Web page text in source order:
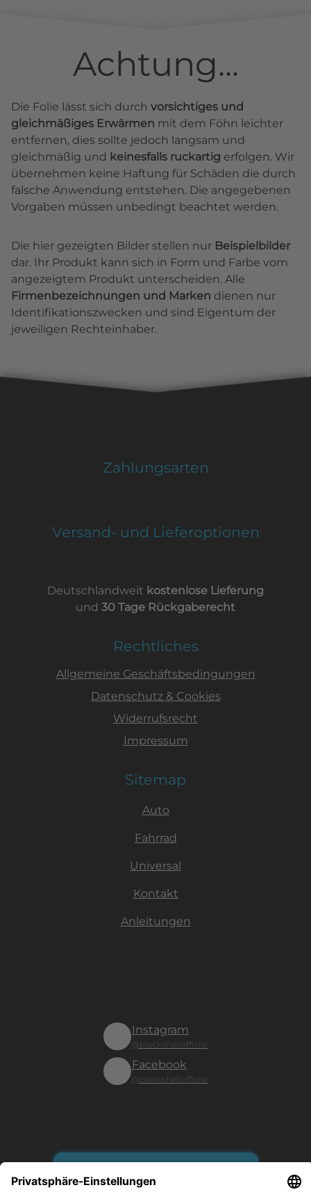
Achtung...
Die Folie lässt sich durch vorsichtiges und
gleichmäßiges Erwärmen mit dem Föhn leichter
entfernen, dies sollte jedoch langsam und
gleichmäßig und keinesfalls ruckartig erfolgen. Wir
übernehmen keine Haftung für Schäden die durch
falsche Anwendung entstehen. Die angegebenen
Vorgaben müssen unbedingt beachtet werden.
Die hier gezeigten Bilder stellen nur Beispielbilder
dar. Ihr Produkt kann sich in Form und Farbe vom
angezeigtem Produkt unterscheiden. Alle
Firmenbezeichnungen und Marken dienen nur
Identifikationszwecken und sind Eigentum der
jeweiligen Rechteinhaber.
Zahlungsarten
Versand- und Lieferoptionen
Deutschlandweit kostenlose Lieferung
und 30 Tage Rückgaberecht
Rechtliches
Allgemeine Geschäftsbedingungen
Datenschutz & Cookies
Widerrufsrecht
Impressum
Sitemap
Auto
Fahrrad
Universal
Kontakt
Anleitungen
Instagram
@blackshellofficial
Facebook
@blackshellofficial
Es gilt unsere Datenschutzerklärung